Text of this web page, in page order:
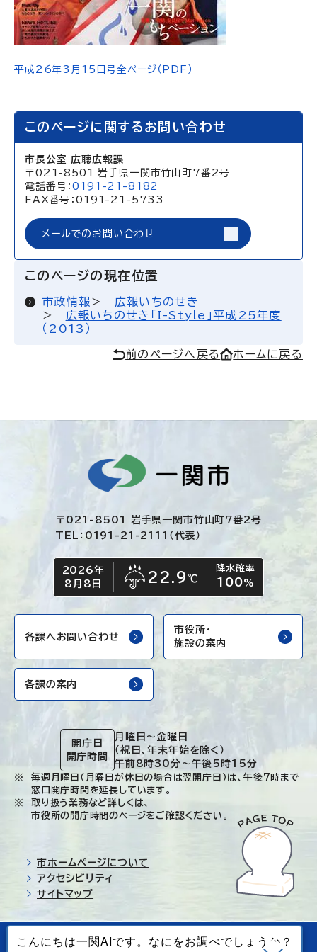
平成26年3月15日号全ページ（PDF）
このページに関するお問い合わせ
市長公室 広聴広報課
〒021-8501 岩手県一関市竹山町7番2号
電話番号：0191-21-8182
FAX番号：0191-21-5733
メールでのお問い合わせ
このページの現在位置
市政情報
広報いちのせき
広報いちのせき「I-Style」平成25年度
（2013）
前のページへ戻る ホームに戻る
〒021-8501 岩手県一関市竹山町7番2号
TEL：0191-21-2111（代表）
今日の日付
2026年
8月8日
今日の天気
雨
22.9 ℃
降水確率
100%
各課へお問い合わせ
市役所・
施設の案内
各課の案内
開庁日
開庁時間
月曜日～金曜日
（祝日、年末年始を除く）
午前8時30分～午後5時15分
毎週月曜日（月曜日が休日の場合は翌開庁日）は、午後7時まで
窓口開庁時間を延長しています。
取り扱う業務など詳しくは、
市役所の開庁時間のページをご確認ください。
市ホームページについて
アクセシビリティ
サイトマップ
© Ichinoseki-city. All rights reserved.